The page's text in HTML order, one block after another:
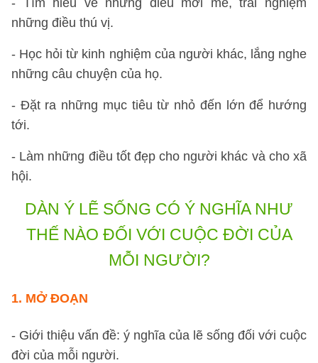
- Tìm hiểu về những điều mới mẻ, trải nghiệm
những điều thú vị.
- Học hỏi từ kinh nghiệm của người khác, lắng nghe
những câu chuyện của họ.
- Đặt ra những mục tiêu từ nhỏ đến lớn để hướng
tới.
- Làm những điều tốt đẹp cho người khác và cho xã
hội.
DÀN Ý LẼ SỐNG CÓ Ý NGHĨA NHƯ
THẾ NÀO ĐỐI VỚI CUỘC ĐỜI CỦA
MỖI NGƯỜI?
1. MỞ ĐOẠN
- Giới thiệu vấn đề: ý nghĩa của lẽ sống đối với cuộc
đời của mỗi người.